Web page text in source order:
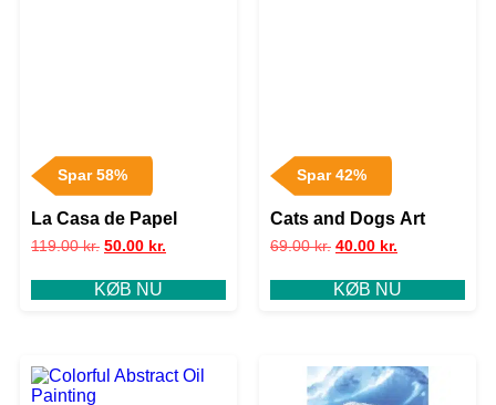
Spar 58%
La Casa de Papel
119.00kr. 50.00 kr.
KØB NU
Spar 42%
Cats and Dogs Art
69.00kr. 40.00 kr.
KØB NU